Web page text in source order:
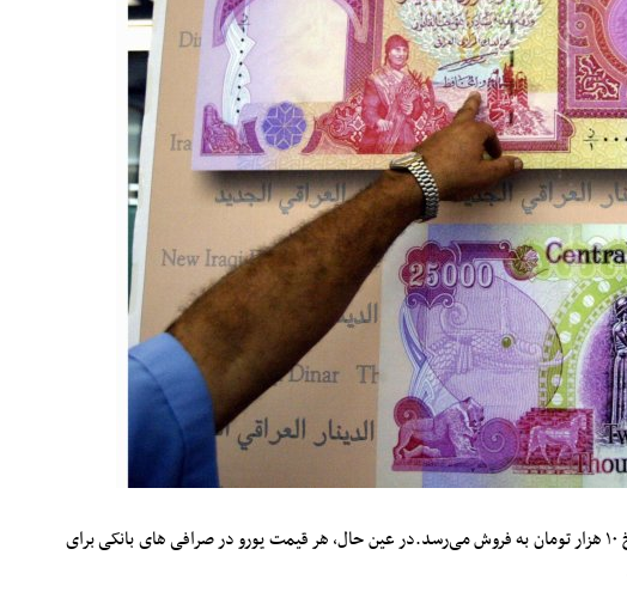
همچنین هر هزار دینار عراق نیز در صرافی‌ها به نرخ ۱۰ هزار تومان به فروش می‌رسد.در عین حال، هر قیمت یورو در صرافی های بانکی برای